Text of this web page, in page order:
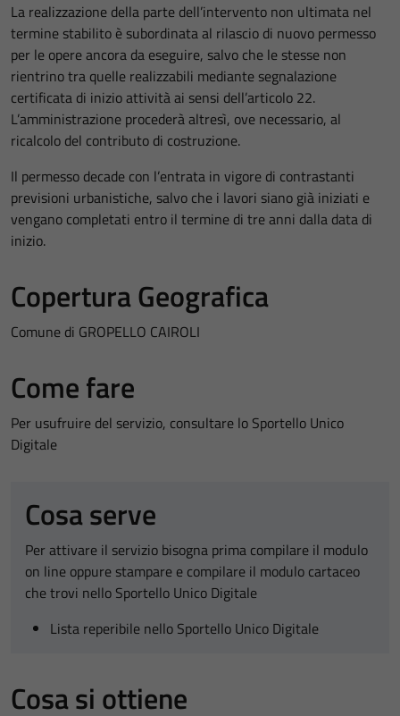
La realizzazione della parte dell’intervento non ultimata nel
termine stabilito è subordinata al rilascio di nuovo permesso
per le opere ancora da eseguire, salvo che le stesse non
rientrino tra quelle realizzabili mediante segnalazione
certificata di inizio attività ai sensi dell’articolo 22.
L’amministrazione procederà altresì, ove necessario, al
ricalcolo del contributo di costruzione.
Il permesso decade con l’entrata in vigore di contrastanti
previsioni urbanistiche, salvo che i lavori siano già iniziati e
vengano completati entro il termine di tre anni dalla data di
inizio.
Copertura Geografica
Comune di GROPELLO CAIROLI
Come fare
Per usufruire del servizio, consultare lo Sportello Unico
Digitale
Cosa serve
Per attivare il servizio bisogna prima compilare il modulo
on line oppure stampare e compilare il modulo cartaceo
che trovi nello Sportello Unico Digitale
Lista reperibile nello Sportello Unico Digitale
Cosa si ottiene